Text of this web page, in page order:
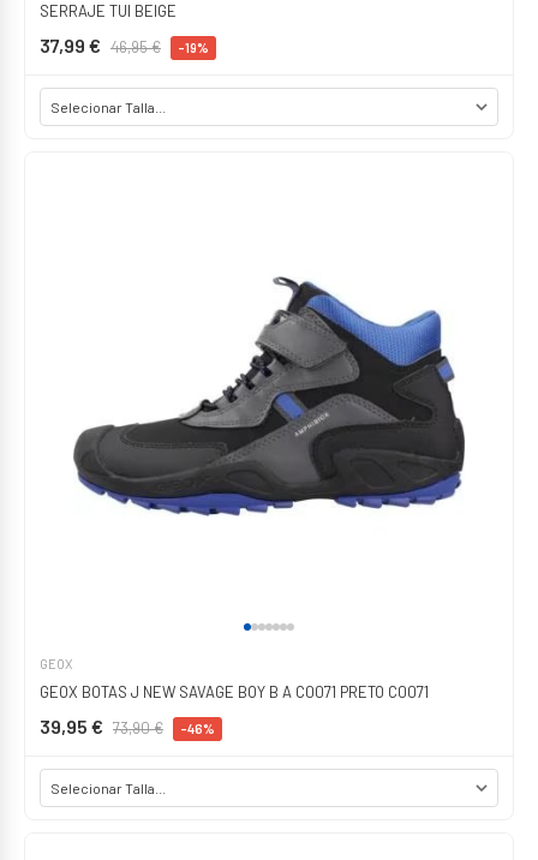
SERRAJE TUI BEIGE
37,99 € 46,95 € -19%
GEOX
GEOX BOTAS J NEW SAVAGE BOY B A C0071 PRETO C0071
39,95 € 73,90 € -46%